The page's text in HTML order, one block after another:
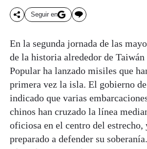
Seguir en
En la segunda jornada de las
de la historia alrededor de
Popular ha lanzado misiles que
primera vez la isla. El gobierno
indicado que varias
chinos han cruzado la línea
oficiosa en el centro del estrecho,
preparado a defender su